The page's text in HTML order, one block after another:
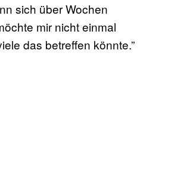
sich über Wochen
mir nicht einmal
das betreffen könnte.”